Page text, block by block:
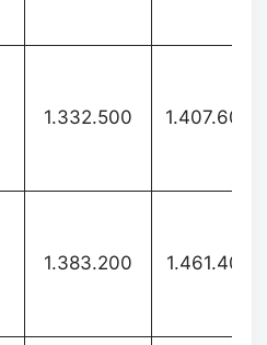
1.332.500 1.407.600
1.383.200 1.461.400